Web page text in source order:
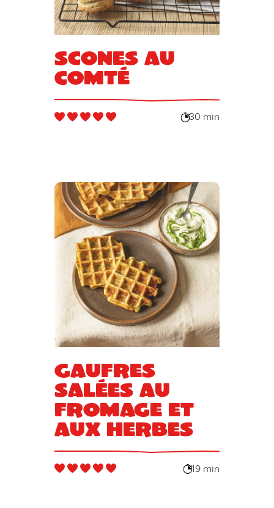
Scones au
Comté
30 min
Gaufres
salées au
fromage et
aux herbes
19 min